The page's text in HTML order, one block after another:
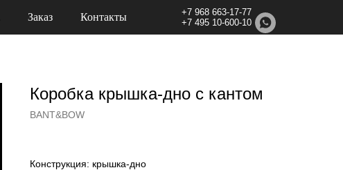
Заказ Контакты
+7 968 663-17-77
+7 495 10-600-10
Коробка крышка-дно с кантом
BANT&BOW
Конструкция: крышка-дно